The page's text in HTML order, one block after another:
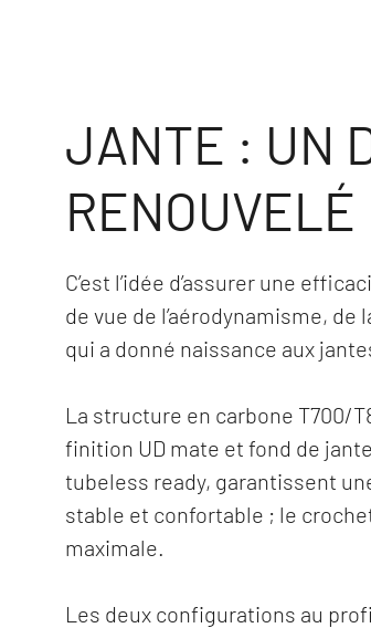
JANTE : UN
RENOUVELÉ
C’est l’idée d’assurer une
de vue de l’aérodynamisme,
qui a donné naissance aux
La structure en carbone T700/
finition UD mate et fond de
tubeless ready, garantissent
stable et confortable ; le
maximale.
Les deux configurations au